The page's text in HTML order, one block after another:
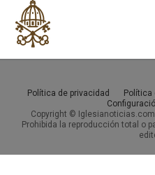
Política de privacidad Política
Copyright ©
Prohibida la reproducción total o